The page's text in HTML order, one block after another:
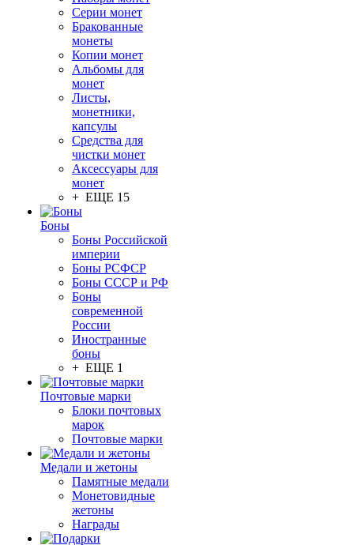
Серии монет
Бракованные
монеты
Копии монет
Альбомы для
монет
Листы,
монетники,
капсулы
Средства для
чистки монет
Аксессуары для
монет
+ ЕЩЕ 15
Боны
Боны Российской
империи
Боны РСФСР
Боны СССР и РФ
Боны
современной
России
Иностранные
боны
+ ЕЩЕ 1
Почтовые марки
Блоки почтовых
марок
Почтовые марки
Медали и жетоны
Памятные медали
Монетовидные
жетоны
Награды